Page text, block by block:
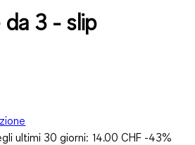
3 - slip
ultimi 30 giorni: 14.00 CHF -43%